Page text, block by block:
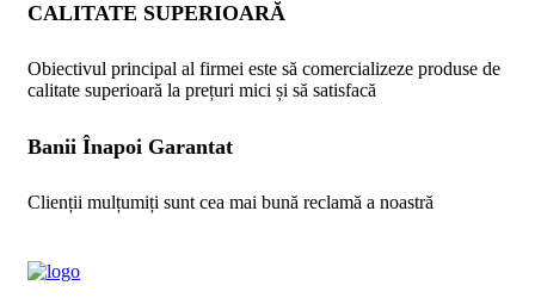
CALITATE SUPERIOARĂ
Obiectivul principal al firmei este să comercializeze produse de
calitate superioară la prețuri mici și să satisfacă
Banii Înapoi Garantat
Clienții mulțumiți sunt cea mai bună reclamă a noastră